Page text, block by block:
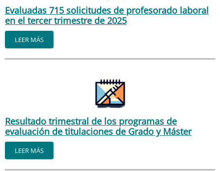
Evaluadas 715 solicitudes de profesorado laboral
en el tercer trimestre de 2025
LEER MÁS
Resultado trimestral de los programas de
evaluación de titulaciones de Grado y Máster
LEER MÁS